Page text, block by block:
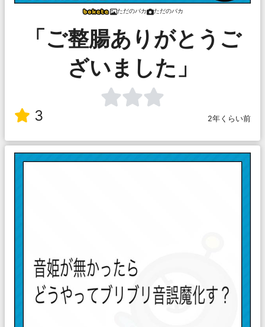
ただのバカ ただのバカ
「ご整腸ありがとうご
ざいました」
3 2年くらい前